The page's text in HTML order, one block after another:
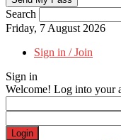
Search
Friday, 7 August 2026
Sign in / Join
Sign in
Welcome! Log into your